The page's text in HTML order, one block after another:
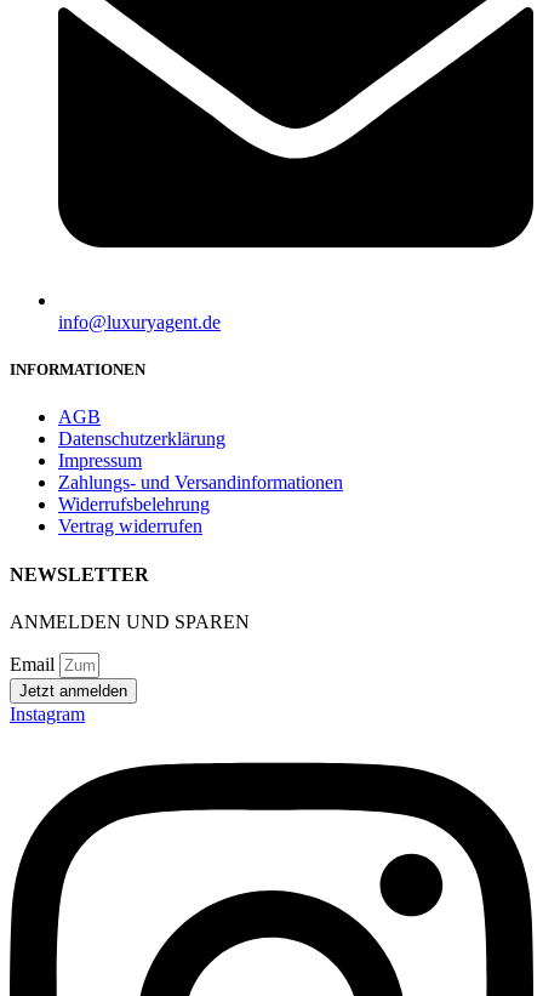
info@luxuryagent.de
INFORMATIONEN
AGB
Datenschutzerklärung
Impressum
Zahlungs- und Versandinformationen
Widerrufsbelehrung
Vertrag widerrufen
NEWSLETTER
ANMELDEN UND SPAREN
Email
Jetzt anmelden
Instagram